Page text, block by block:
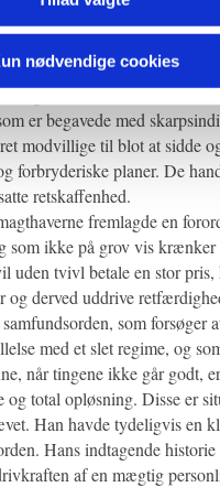
nødvendige cookies
handling bekræftede han, at
at handle, når man
at mennesker som ikke
nogle falske værdier bliver
er begavede med
modvillige til blot at sidde
forbryderiske planer. De
retskaffenhed.
fremlagde en
som ikke på grov vis krænker
uden tvivl betale en stor pris,
og derved uddrive
som forsøger
med et slet regime, og
når tingene ikke går godt,
og total opløsning. Disse er
Han havde tydeligvis en
Hans indtagende
af en mægtig